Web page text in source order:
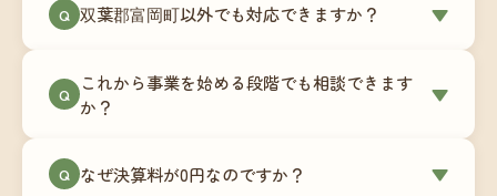
Q 双葉郡富岡町以外でも対応できますか？ ▼
す。Zoomやチャットツールを使ったオンラインで
のやり取りが中心ですので、地域を問わずサポー
地域の事業者さまにご利用いただいています。
Q
これから事業を始める段階でも相談できます
か？
▼
180,000円〜）をご用意しています。事業計画の段
Q なぜ決算料が0円なのですか？ ▼